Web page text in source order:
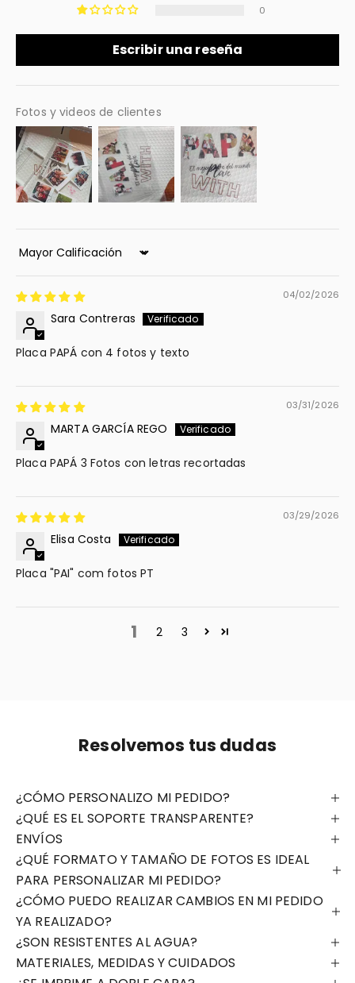
0
Escribir una reseña
Fotos y videos de clientes
Sort by
04/02/2026
Sara Contreras
Placa PAPÁ con 4 fotos y texto
03/31/2026
MARTA GARCÍA REGO
Placa PAPÁ 3 Fotos con letras recortadas
03/29/2026
Elisa Costa
Placa "PAI" com fotos PT
1 2 3
Resolvemos tus dudas
¿CÓMO PERSONALIZO MI PEDIDO?
¿QUÉ ES EL SOPORTE TRANSPARENTE?
ENVÍOS
¿QUÉ FORMATO Y TAMAÑO DE FOTOS ES IDEAL
PARA PERSONALIZAR MI PEDIDO?
¿CÓMO PUEDO REALIZAR CAMBIOS EN MI PEDIDO
YA REALIZADO?
¿SON RESISTENTES AL AGUA?
MATERIALES, MEDIDAS Y CUIDADOS